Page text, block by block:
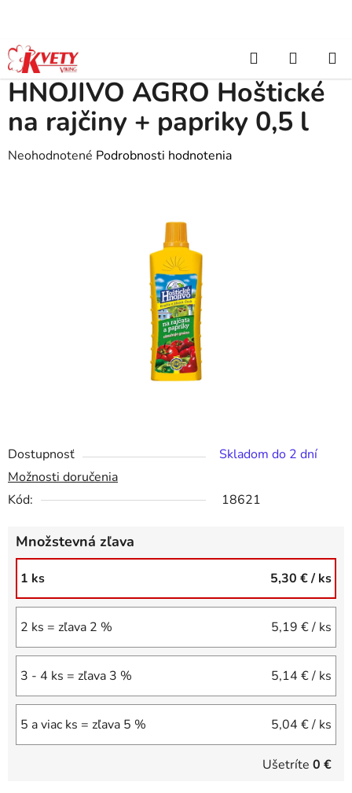
obsah
Hľadať
KOŠÍK
Domov / Záhradkárske potreby Hnojivá tekuté, granulované
HNOJIVO AGRO Hoštické na rajčiny + papriky 0,5 l
Dostupnosť
Skladom do 2 dní
Možnosti doručenia
Kód:
18621
Množstevná zľava
1 ks 5,30 €/ ks
2 ks = zľava 2 % 5,19 €/ ks
3 - 4 ks = zľava 3 % 5,14 €/ ks
5 a viac ks = zľava 5 % 5,04 €/ ks
Ušetríte 0 €
HNOJIVO AGRO Hoštické
na rajčiny + papriky 0,5 l
Priemerné
Neohodnotené Podrobnosti hodnotenia